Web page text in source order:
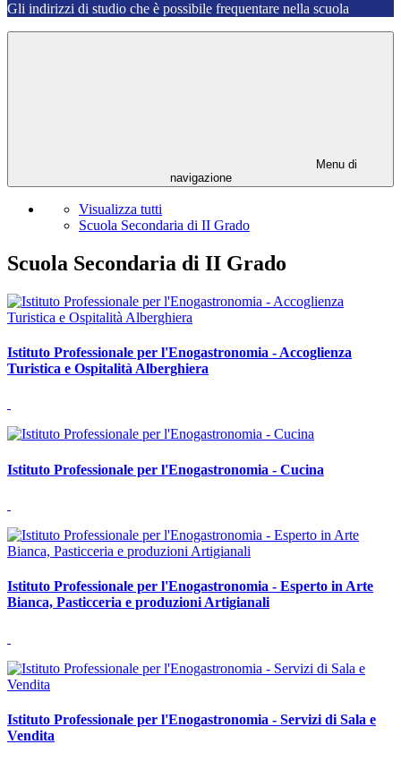
Gli indirizzi di studio che è possibile frequentare nella scuola
Menu di
navigazione
Visualizza tutti
Scuola Secondaria di II Grado
Scuola Secondaria di II Grado
Istituto Professionale per l'Enogastronomia - Accoglienza
Turistica e Ospitalità Alberghiera
Istituto Professionale per l'Enogastronomia - Cucina
Istituto Professionale per l'Enogastronomia - Esperto in Arte
Bianca, Pasticceria e produzioni Artigianali
Istituto Professionale per l'Enogastronomia - Servizi di Sala e
Vendita